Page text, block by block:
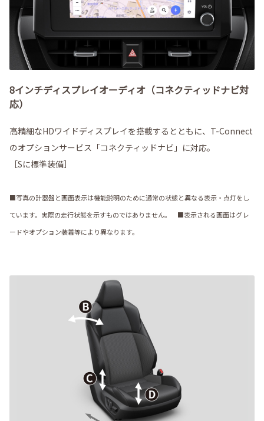
8インチディスプレイオーディオ（コネクティッドナビ対
応）
高精細なHDワイドディスプレイを搭載するとともに、T-Connect
のオプションサービス「コネクティッドナビ」に対応。
［Sに標準装備］
■写真の計器盤と画面表示は機能説明のために通常の状態と異なる表示・点灯をし
ています。実際の走行状態を示すものではありません。 ■表示される画面はグレ
ードやオプション装着等により異なります。